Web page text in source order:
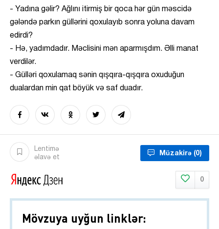
- Yadına gəlir? Ağlını itirmiş bir qoca hər gün məscidə
gələndə parkın güllərini qoxulayıb sonra yoluna davam
edirdi?
- Hə, yadımdadır. Məclisini mən aparmışdım. Əlli manat
verdilər.
- Gülləri qoxulamaq sənin qışqıra-qışqıra oxuduğun
dualardan min qat böyük və saf duadır.
Lentimə
əlavə et
Müzakirə (0)
0
Mövzuya uyğun linklər: